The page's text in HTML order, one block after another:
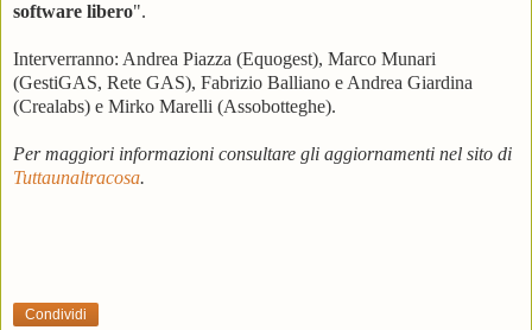
software libero".
Interverranno: Andrea Piazza (Equogest), Marco Munari
(GestiGAS, Rete GAS), Fabrizio Balliano e Andrea Giardina
(Crealabs) e Mirko Marelli (Assobotteghe).
Per maggiori informazioni consultare gli aggiornamenti nel sito di
Tuttaunaltracosa.
Condividi